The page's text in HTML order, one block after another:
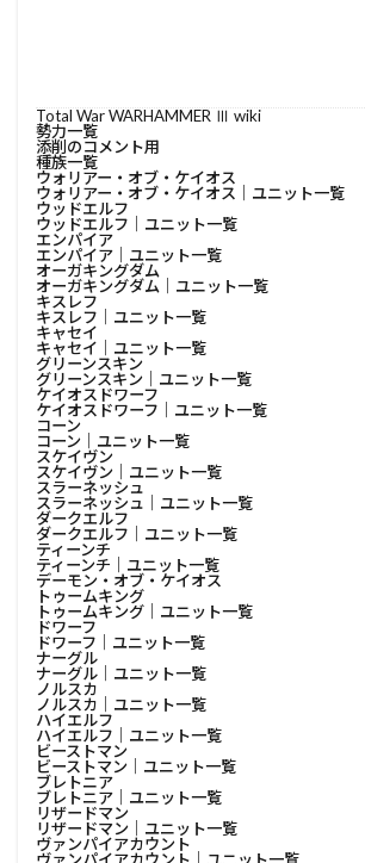
Total War WARHAMMER Ⅲ wiki
勢力一覧
添削のコメント用
種族一覧
ウォリアー・オブ・ケイオス
ウォリアー・オブ・ケイオス│ユニット一覧
ウッドエルフ
ウッドエルフ│ユニット一覧
エンパイア
エンパイア│ユニット一覧
オーガキングダム
オーガキングダム│ユニット一覧
キスレフ
キスレフ│ユニット一覧
キャセイ
キャセイ│ユニット一覧
グリーンスキン
グリーンスキン│ユニット一覧
ケイオスドワーフ
ケイオスドワーフ│ユニット一覧
コーン
コーン│ユニット一覧
スケイヴン
スケイヴン│ユニット一覧
スラーネッシュ
スラーネッシュ│ユニット一覧
ダークエルフ
ダークエルフ│ユニット一覧
ティーンチ
ティーンチ│ユニット一覧
デーモン・オブ・ケイオス
トゥームキング
トゥームキング│ユニット一覧
ドワーフ
ドワーフ│ユニット一覧
ナーグル
ナーグル│ユニット一覧
ノルスカ
ノルスカ│ユニット一覧
ハイエルフ
ハイエルフ│ユニット一覧
ビーストマン
ビーストマン│ユニット一覧
ブレトニア
ブレトニア│ユニット一覧
リザードマン
リザードマン│ユニット一覧
ヴァンパイアカウント